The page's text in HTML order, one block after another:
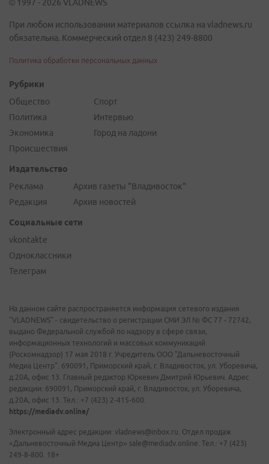
© 1997 - 2026 VLADNEWS
При любом использовании материалов ссылка на vladnews.ru
обязательна. Коммерческий отдел 8 (423) 249-8800
Политика обработки персональных данных
Рубрики
Общество
Политика
Экономика
Происшествия
Спорт
Интервью
Город на ладони
Издательство
Реклама
Редакция
Архив газеты "Владивосток"
Архив новостей
Социальные сети
vkontakte
Одноклассники
Телеграм
На данном сайте распространяется информация сетевого издания
"VLADNEWS" - свидетельство о регистрации СМИ ЭЛ № ФС 77 - 72742,
выдано Федеральной службой по надзору в сфере связи,
информационных технологий и массовых коммуникаций
(Роскомнадзор) 17 мая 2018 г. Учредитель ООО "Дальневосточный
Медиа Центр". 690091, Приморский край, г. Владивосток, ул. Уборевича,
д.20А, офис 13. Главный редактор Юркевич Дмитрий Юрьевич. Адрес
редакции: 690091, Приморский край, г. Владивосток, ул. Уборевича,
д.20А, офис 13. Тел.: +7 (423) 2-415-600.
https://mediadv.online/
Электронный адрес редакции: vladnews@inbox.ru. Отдел продаж
«Дальневосточный Медиа Центр» sale@mediadv.online. Тел.: +7 (423)
249-8-800. 18+